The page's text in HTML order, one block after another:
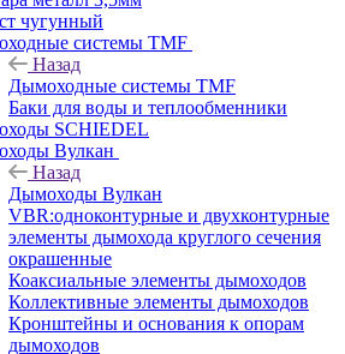
чугунный
системы TMF
Назад
Дымоходные системы TMF
Баки для воды и теплообменники
SCHIEDEL
Вулкан
Назад
Дымоходы Вулкан
VBR:одноконтурные и двухконтурные
элементы дымохода круглого сечения
окрашенные
Коаксиальные элементы дымоходов
Коллективные элементы дымоходов
Кронштейны и основания к опорам
дымоходов